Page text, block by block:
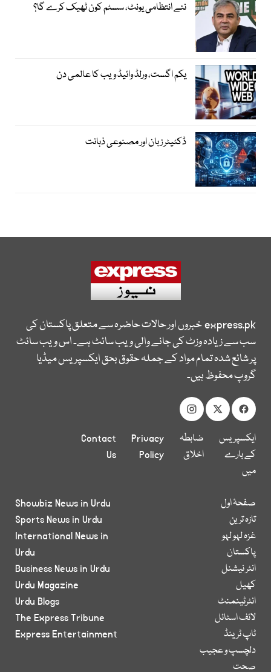
نئے انتظامی یونٹ، سسٹم کون ٹھیک کرے گا؟
یکم اگست، ورلڈ وائیڈ ویب کا عالمی دن
ڈکٹیٹر زبان اور مصنوعی ذہانت
express.pkخبروں اور حالات حاضرہ سے متعلق پاکستان کی
سب سے زیادہ وزٹ کی جانے والی ویب سائٹ ہے۔ اس ویب سائٹ
پر شائع شدہ تمام مواد کے جملہ حقوق بحق ایکسپریس میڈیا
گروپ محفوظ ہیں۔
ایکسپریس
کے بارے
میں
ضابطہ
اخلاق
Privacy
Policy
Contact
Us
صفحۂ اول
تازہ ترین
غزہ لہو لہو
پاکستان
انٹر نیشنل
کھیل
انٹرٹینمنٹ
لائف اسٹائل
ٹاپ ٹرینڈ
دلچسپ و عجیب
صحت
Showbiz News in Urdu
Sports News in Urdu
International News in
Urdu
Business News in Urdu
Urdu Magazine
Urdu Blogs
The Express Tribune
Express Entertainment